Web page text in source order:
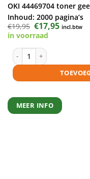
OKI 44469704 toner
Inhoud: 2000 pagina’s
€19,95 Oorspronkelijke
prijs
was:
€17,95Huidige
prijs
incl.btw
in voorraad
OKI 44469704 toner geel
MEER INFO